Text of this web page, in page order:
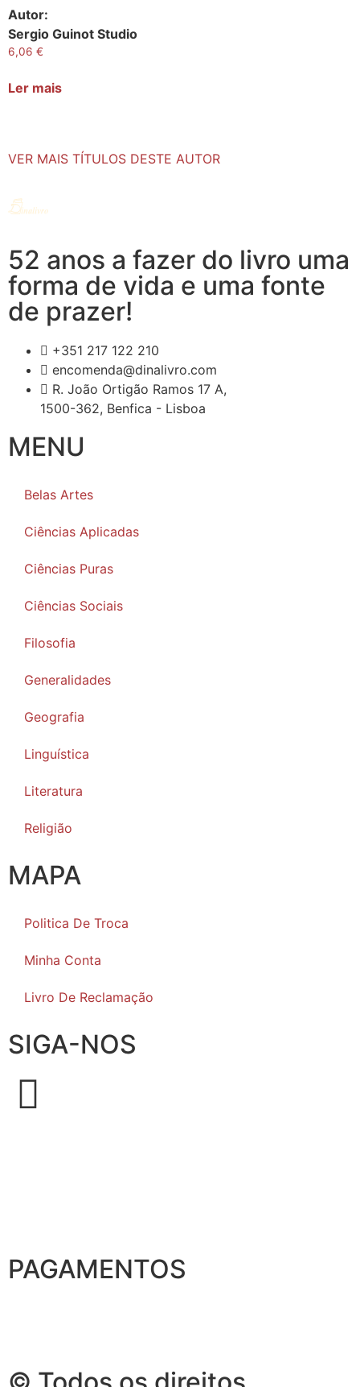
Autor:
Sergio Guinot Studio
6,06 €
Ler mais
VER MAIS TÍTULOS DESTE AUTOR
52 anos a fazer do livro uma
forma de vida e uma fonte
de prazer!
+351 217 122 210
encomenda@dinalivro.com
R. João Ortigão Ramos 17 A,
1500-362, Benfica - Lisboa
MENU
Belas Artes
Ciências Aplicadas
Ciências Puras
Ciências Sociais
Filosofia
Generalidades
Geografia
Linguística
Literatura
Religião
MAPA
Politica De Troca
Minha Conta
Livro De Reclamação
SIGA-NOS
PAGAMENTOS